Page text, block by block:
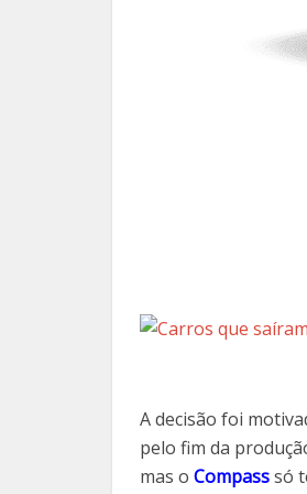
A decisão foi
pelo fim da
mas o Compasssó